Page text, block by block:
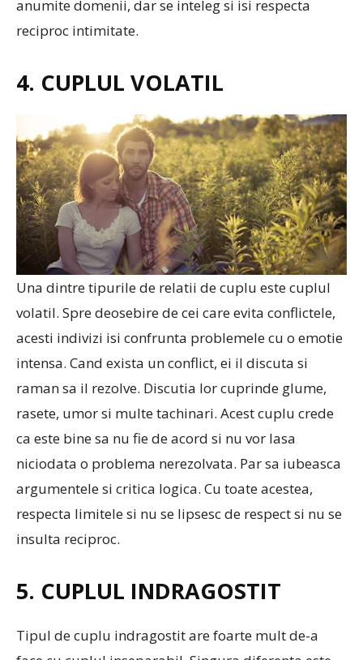
anumite domenii, dar se inteleg si isi respecta
reciproc intimitate.
4. CUPLUL VOLATIL
Una dintre tipurile de relatii de cuplu este cuplul
volatil. Spre deosebire de cei care evita conflictele,
acesti indivizi isi confrunta problemele cu o emotie
intensa. Cand exista un conflict, ei il discuta si
raman sa il rezolve. Discutia lor cuprinde glume,
rasete, umor si multe tachinari. Acest cuplu crede
ca este bine sa nu fie de acord si nu vor lasa
niciodata o problema nerezolvata. Par sa iubeasca
argumentele si critica logica. Cu toate acestea,
respecta limitele si nu se lipsesc de respect si nu se
insulta reciproc.
5. CUPLUL INDRAGOSTIT
Tipul de cuplu indragostit are foarte mult de-a